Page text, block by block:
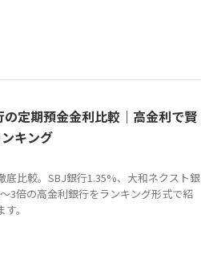
の定期預金金利比較｜高金利で賢
キング
底比較。SBJ銀行1.35%、大和ネクスト銀
3倍の高金利銀行をランキング形式で紹
。